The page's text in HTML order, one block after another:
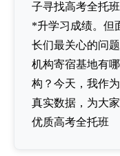
子寻找高考全托
*升学习成绩。但
长们最关心的问
机构寄宿基地有
构？今天，我作
真实数据，为大
优质高考全托班